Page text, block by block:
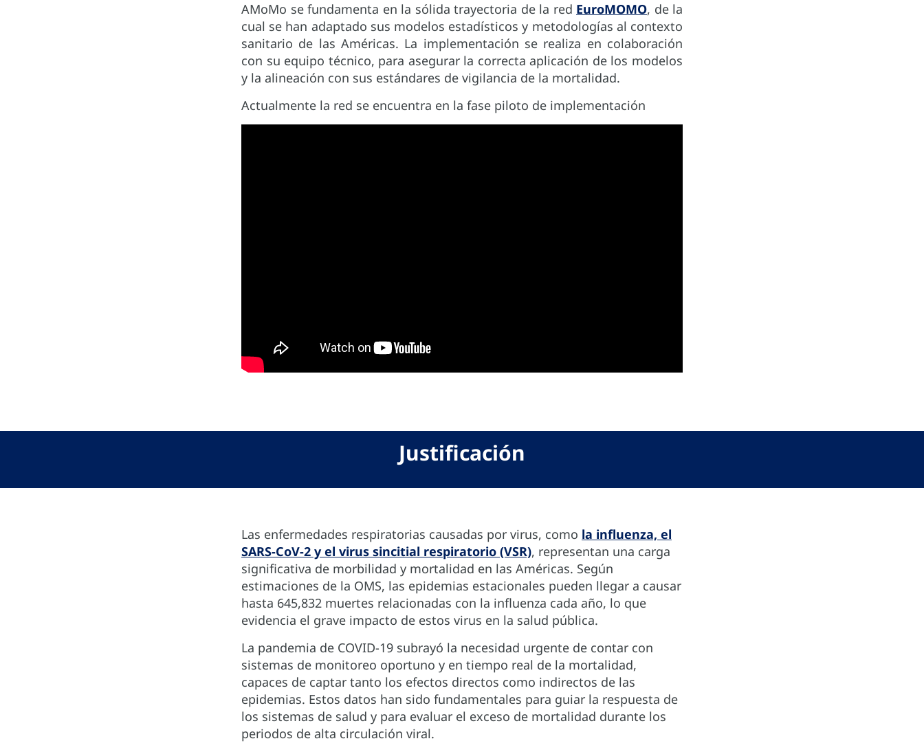
AMoMo se fundamenta en la sólida trayectoria de la red EuroMOMO, de la
cual se han adaptado sus modelos estadísticos y metodologías al contexto
sanitario de las Américas. La implementación se realiza en colaboración
con su equipo técnico, para asegurar la correcta aplicación de los modelos
y la alineación con sus estándares de vigilancia de la mortalidad.
Actualmente la red se encuentra en la fase piloto de implementación
Justificación
Las enfermedades respiratorias causadas por virus, como la influenza, el
SARS-CoV-2 y el virus sincitial respiratorio (VSR), representan una carga
significativa de morbilidad y mortalidad en las Américas. Según
estimaciones de la OMS, las epidemias estacionales pueden llegar a causar
hasta 645,832 muertes relacionadas con la influenza cada año, lo que
evidencia el grave impacto de estos virus en la salud pública.
La pandemia de COVID-19 subrayó la necesidad urgente de contar con
sistemas de monitoreo oportuno y en tiempo real de la mortalidad,
capaces de captar tanto los efectos directos como indirectos de las
epidemias. Estos datos han sido fundamentales para guiar la respuesta de
los sistemas de salud y para evaluar el exceso de mortalidad durante los
periodos de alta circulación viral.